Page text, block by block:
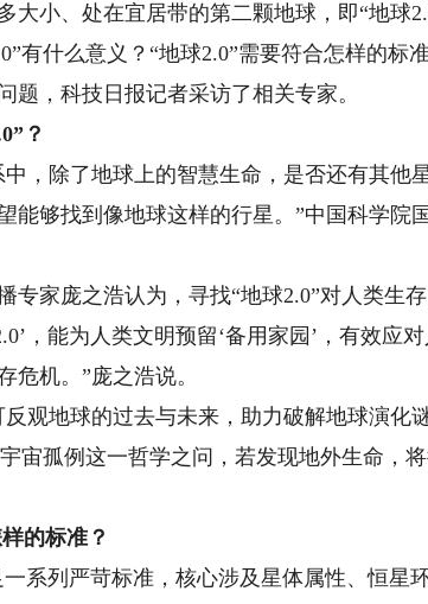
小、处在宜居带的第二颗地球，即“地球
什么意义？“地球2.0”需要符合怎样的标
题，科技日报记者采访了相关专家。
？
除了地球上的智慧生命，是否还有其他
能够找到像地球这样的行星。”中国科学院
家庞之浩认为，寻找“地球2.0”对人类生存
，能为人类文明预留‘备用家园’，有效应
危机。”庞之浩说。
地球的过去与未来，助力破解地球演化谜
宙孤例这一哲学之问，若发现地外生命，
的标准？
系列严苛标准，核心涉及星体属性、恒星